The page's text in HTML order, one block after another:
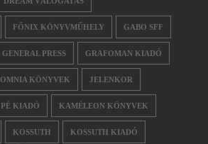
FŐNIX KÖNYVMŰHELY GABO SFF
GENERAL PRESS GRAFOMAN KIADÓ
KÖNYVEK JELENKOR
KIADÓ KAMÉLEON KÖNYVEK
KOSSUTH KOSSUTH KIADÓ